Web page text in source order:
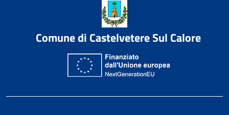
Comune di Castelvetere Sul Calore